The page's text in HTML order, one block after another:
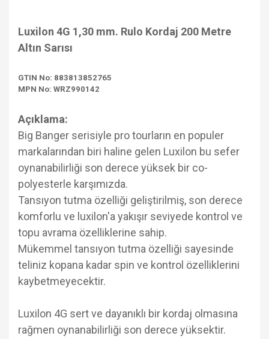
Luxilon 4G 1,30 mm. Rulo Kordaj 200 Metre
Altın Sarısı
GTIN No: 883813852765
MPN No: WRZ990142
Açıklama:
Big Banger serisiyle pro tourların en populer
markalarından biri haline gelen Luxilon bu sefer
oynanabilirliği son derece yüksek bir co-
polyesterle karşımızda.
Tansıyon tutma özelliği geliştirilmiş, son derece
komforlu ve luxilon'a yakışır seviyede kontrol ve
topu avrama özelliklerine sahip.
Mükemmel tansıyon tutma özelliği sayesinde
teliniz kopana kadar spin ve kontrol özelliklerini
kaybetmeyecektir.
Luxilon 4G sert ve dayanıklı bir kordaj olmasına
rağmen oynanabilirliği son derece yüksektir.